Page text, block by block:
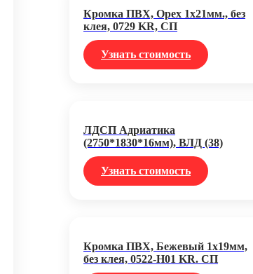
Кромка ПВХ, Орех 1х21мм., без
клея, 0729 KR, СП
Узнать стоимость
ЛДСП Адриатика
(2750*1830*16мм), ВЛД (38)
Узнать стоимость
Кромка ПВХ, Бежевый 1х19мм,
без клея, 0522-Н01 KR. СП